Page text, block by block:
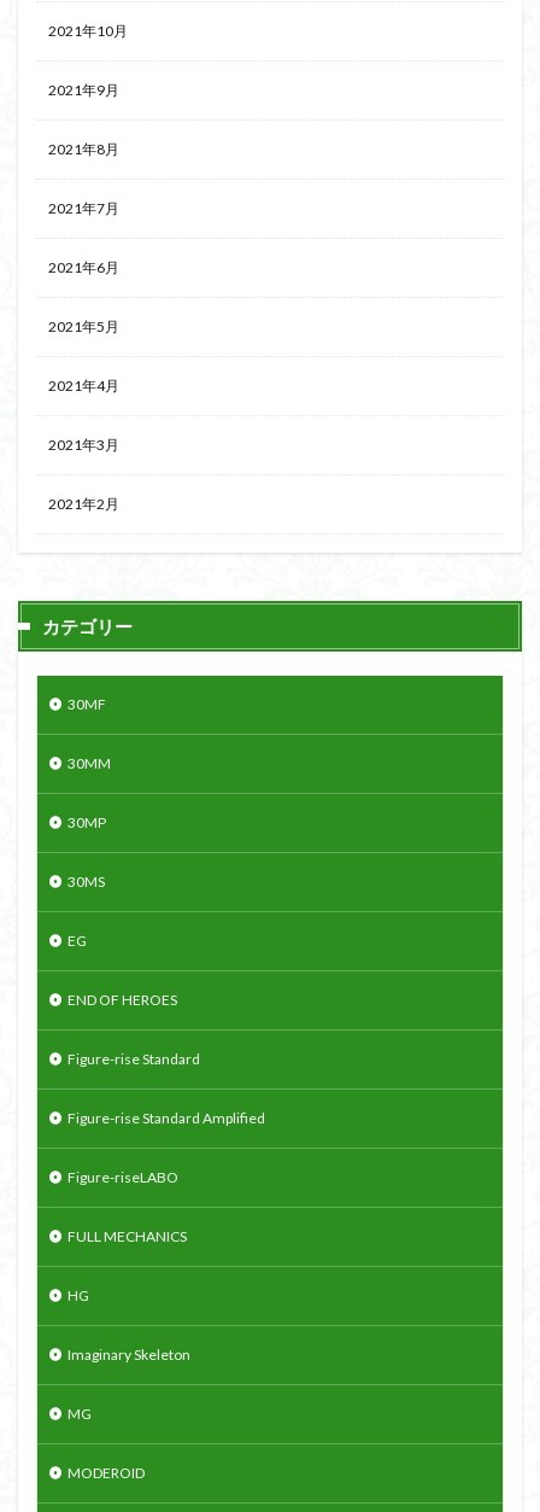
2021年10月
2021年9月
2021年8月
2021年7月
2021年6月
2021年5月
2021年4月
2021年3月
2021年2月
カテゴリー
30MF
30MM
30MP
30MS
EG
END OF HEROES
Figure-rise Standard
Figure-rise Standard Amplified
Figure-riseLABO
FULL MECHANICS
HG
Imaginary Skeleton
MG
MODEROID